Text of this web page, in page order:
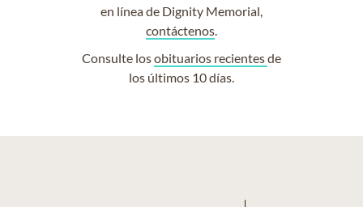
en línea de Dignity Memorial,
contáctenos.
Consulte losobituarios recientesde
los últimos 10 días.